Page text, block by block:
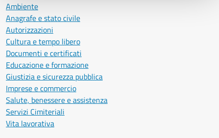
Ambiente
Anagrafe e stato civile
Autorizzazioni
Cultura e tempo libero
Documenti e certificati
Educazione e formazione
Giustizia e sicurezza pubblica
Imprese e commercio
Salute, benessere e assistenza
Servizi Cimiteriali
Vita lavorativa